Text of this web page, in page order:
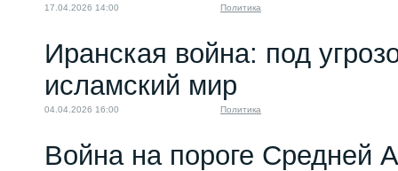
17.04.2026 14:00 Политика
Иранская война: под
исламский мир
04.04.2026 16:00 Политика
Война на пороге Средней